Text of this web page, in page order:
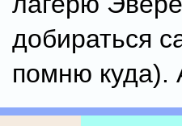
добираться
помню куда).